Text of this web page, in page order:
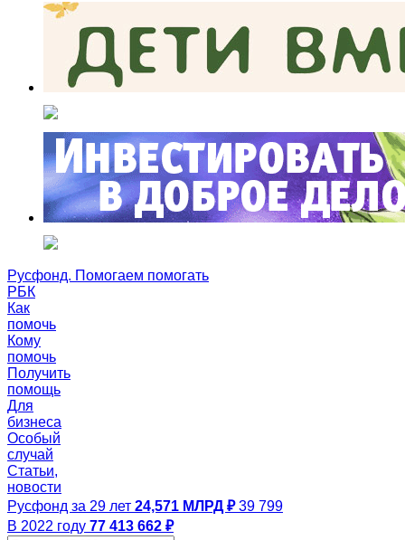
Русфонд. Помогаем помогать
РБК
Как
помочь
Кому
помочь
Получить
помощь
Для
бизнеса
Особый
случай
Статьи,
новости
Русфонд за 29 лет 24,571 МЛРД ₽ 39 799
В 2022 году 77 413 662 ₽